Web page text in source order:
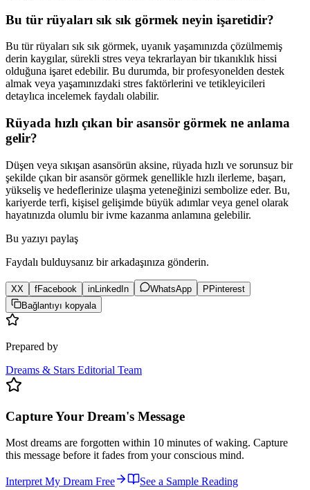
Bu tür rüyaları sık sık görmek neyin işaretidir?
Bu tür rüyaları sık sık görmek, uyanık yaşamınızda çözülmemiş
derin kaygılar, sürekli stres veya tekrarlayan bir tıkanıklık hissi
olduğuna işaret edebilir. Bu durumda, bir profesyonelden destek
almak veya yaşamınızdaki stres faktörlerini ve tetikleyicileri
detaylıca incelemek faydalı olabilir.
Rüyada hızlı çıkan bir asansör görmek ne anlama
gelir?
Düşen veya sıkışan asansörün aksine, rüyada hızlı ve sorunsuz bir
şekilde çıkan bir asansör görmek genellikle hızlı ilerleme, başarı,
yükseliş ve hedeflerinize ulaşma yeteneğinizi sembolize eder. Bu,
kariyerde terfi, kişisel gelişimde büyük adımlar veya genel olarak
hayatınızda olumlu bir ivme kazanma anlamına gelebilir.
Bu yazıyı paylaş
Faydalı bulduysanız bir arkadaşınıza gönderin.
XX fFacebook in LinkedIn WhatsApp P Pinterest
Bağlantıyı kopyala
Prepared by
Dreams & Stars Editorial Team
Capture Your Dream's Message
Most dreams are forgotten within 10 minutes of waking. Capture
this message before it fades from your conscious mind.
Interpret My Dream Free
See a Sample Reading